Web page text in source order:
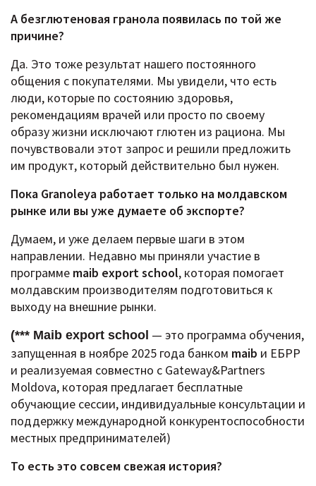
А безглютеновая гранола появилась по той же
причине?
Да. Это тоже результат нашего постоянного
общения с покупателями. Мы увидели, что есть
люди, которые по состоянию здоровья,
рекомендациям врачей или просто по своему
образу жизни исключают глютен из рациона. Мы
почувствовали этот запрос и решили предложить
им продукт, который действительно был нужен.
Пока Granoleya работает только на молдавском
рынке или вы уже думаете об экспорте?
Думаем, и уже делаем первые шаги в этом
направлении. Недавно мы приняли участие в
программе maib export school, которая помогает
молдавским производителям подготовиться к
выходу на внешние рынки.
(*** Maib export school — это программа обучения,
запущенная в ноябре 2025 года банком maib и ЕБРР
и реализуемая совместно с Gateway&Partners
Moldova, которая предлагает бесплатные
обучающие сессии, индивидуальные консультации и
поддержку международной конкурентоспособности
местных предпринимателей)
То есть это совсем свежая история?